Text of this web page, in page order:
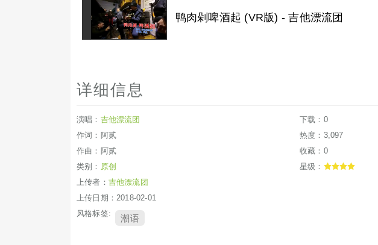
鸭肉剁啤酒起 (VR版) - 吉他漂流团
详细信息
演唱： 吉他漂流团
作词：阿贰
作曲：阿贰
类别： 原创
上传者： 吉他漂流团
上传日期：2018-02-01
风格标签:
潮语
下载：0
热度：3,097
收藏：0
星级：